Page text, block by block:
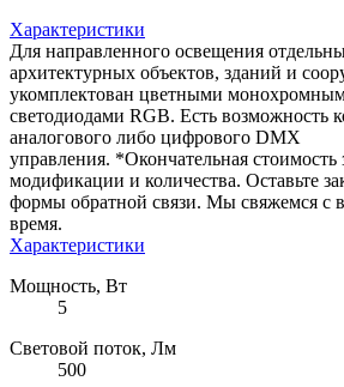
Характеристики
Для направленного освещения
архитектурных объектов, зданий и
укомплектован цветными
светодиодами RGB. Есть возможность
аналогового либо цифрового DMX
управления. *Окончательная стоимость
модификации и количества. Оставьте
формы обратной связи. Мы свяжемся с
время.
Характеристики
Мощность, Вт
5
Световой поток, Лм
500